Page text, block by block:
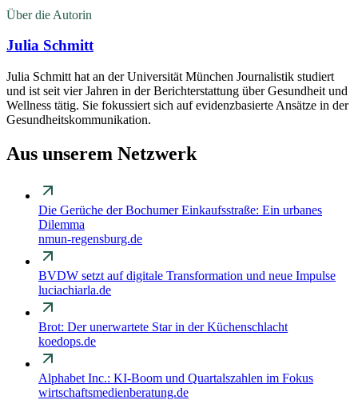
Über die Autorin
Julia Schmitt
Julia Schmitt hat an der Universität München Journalistik studiert
und ist seit vier Jahren in der Berichterstattung über Gesundheit und
Wellness tätig. Sie fokussiert sich auf evidenzbasierte Ansätze in der
Gesundheitskommunikation.
Aus unserem Netzwerk
Die Gerüche der Bochumer Einkaufsstraße: Ein urbanes
Dilemma
nmun-regensburg.de
BVDW setzt auf digitale Transformation und neue Impulse
luciachiarla.de
Brot: Der unerwartete Star in der Küchenschlacht
koedops.de
Alphabet Inc.: KI-Boom und Quartalszahlen im Fokus
wirtschaftsmedienberatung.de